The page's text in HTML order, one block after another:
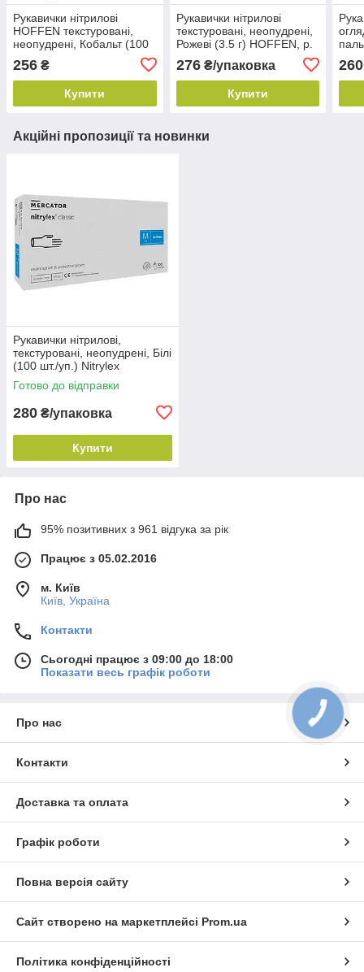
Рукавички нітрилові
HOFFEN текстуровані,
неопудрені, Кобальт (100
256 ₴
Купити
Рукавички нітрилові
текстуровані, неопудрені,
Рожеві (3.5 г) HOFFEN, р.
276₴/упаковка
Купити
260
Акційні пропозиції та новинки
Рукавички нітрилові,
текстуровані, неопудрені, Білі
(100 шт./уп.) Nitrylex
CLASSIC, Mercator, р. М.
Готово до відправки
280 ₴/упаковка
Купити
Про нас
95% позитивних з 961 відгука за рік
Працює з 05.02.2016
м. Київ
Київ, Україна
Контакти
Сьогодні працює з 09:00 до 18:00
Показати весь графік роботи
Про нас
Контакти
Доставка та оплата
Графік роботи
Повна версія сайту
Сайт створено на маркетплейсі Prom.ua
Політика конфіденційності
КНОПКА
ЗВ'ЯЗКУ